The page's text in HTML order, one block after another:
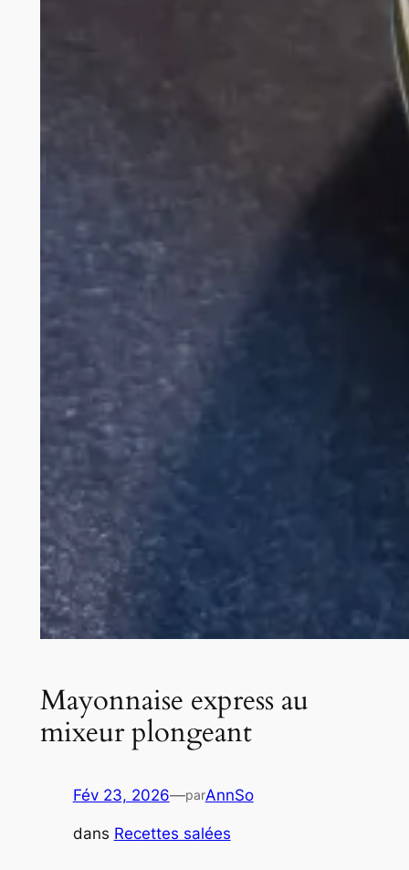
Mayonnaise express au
mixeur plongeant
Fév 23, 2026—parAnnSo
dans Recettes salées